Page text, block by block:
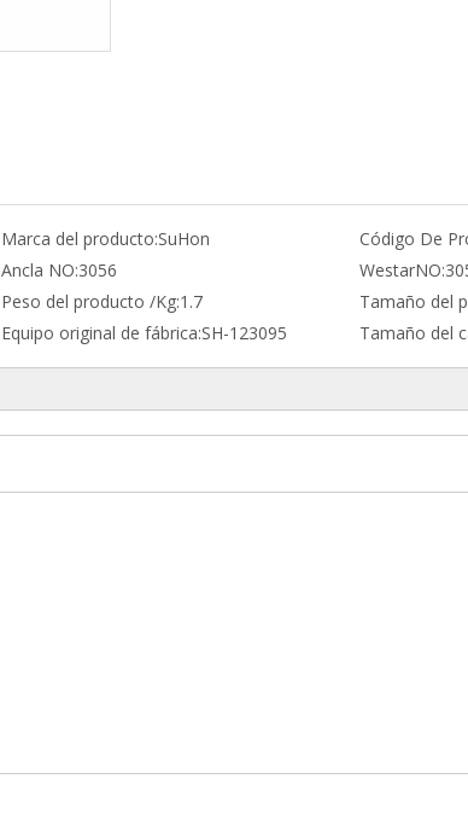
Marca del producto:SuHon Código De
Ancla NO:3056 WestarNO:
Peso del producto /Kg:1.7 Tamaño del
Equipo original de fábrica:SH-123095 Tamaño del